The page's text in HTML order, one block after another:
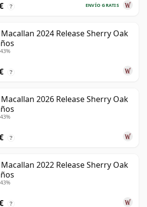
ENVÍO GRATIS
?
2024 Release Sherry Oak
?
2026 Release Sherry Oak
?
2022 Release Sherry Oak
?